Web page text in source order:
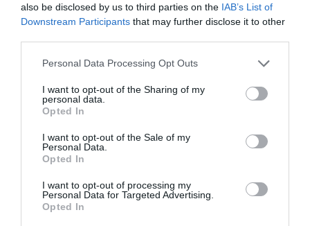
also be disclosed by us to third parties on the IAB’s List of
Downstream Participants that may further disclose it to other
Please note that this website/app uses one or more Google
not limited to your visit or usage behaviour. You may click to
grant or deny consent to Google and its third-party tags to
use your data for below specified purposes in below Google
consent section.
Personal Data Processing Opt Outs
I want to opt-out of the Sharing of my
personal data.
Opted In
I want to opt-out of the Sale of my
Personal Data.
Opted In
I want to opt-out of processing my
Personal Data for Targeted Advertising.
Opted In
Il grande inganno dell’immigrazione: l’Italia ha bisogno
di più idee, non di più braccia
27 Luglio 2026